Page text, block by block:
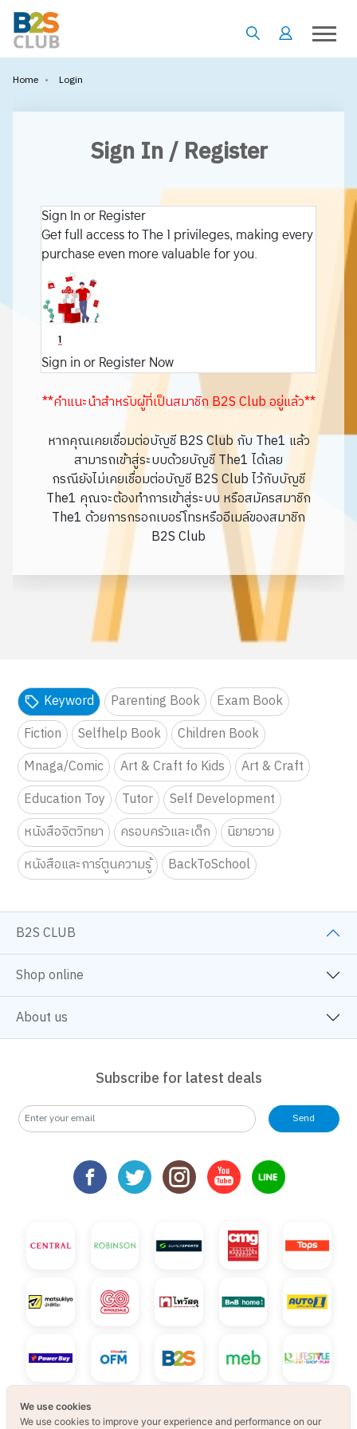
Home • Login
Sign In / Register
Sign In or Register
Get full access to The 1 privileges, making every
purchase even more valuable for you.
Sign in or Register Now
**คำแนะนำสำหรับผู้ที่เป็นสมาชิก B2S Club อยู่แล้ว**
หากคุณเคยเชื่อมต่อบัญชี B2S Club กับ The1 แล้ว
สามารถเข้าสู่ระบบด้วยบัญชี The1 ได้เลย
กรณียังไม่เคยเชื่อมต่อบัญชี B2S Club ไว้กับบัญชี
The1 คุณจะต้องทำการเข้าสู่ระบบ หรือสมัครสมาชิก
The1 ด้วยการกรอกเบอร์โทรหรืออีเมล์ของสมาชิก
B2S Club
Keyword Parenting Book
Exam Book
Fiction
Selfhelp Book
Children Book
Mnaga/Comic
Art & Craft fo Kids
Art & Craft
Education Toy
Tutor
Self Development
หนังสือจิตวิทยา
ครอบครัวและเด็ก
นิยายวาย
หนังสือและการ์ตูนความรู้
BackToSchool
B2S CLUB
Shop online
About us
Subscribe for latest deals
Send
We use cookies
We use cookies to improve your experience and performance on our